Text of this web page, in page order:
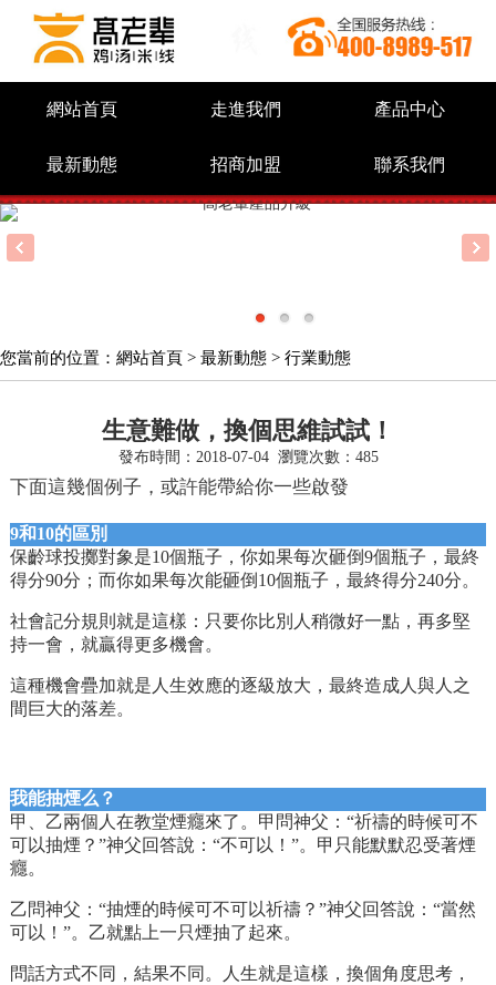
網站首頁 走進我們 產品中心
最新動態 招商加盟 聯系我們
您當前的位置： 網站首頁 > 最新動態 > 行業動態
生意難做，換個思維試試！
發布時間：2018-07-04 瀏覽次數：485
下面這幾個例子，或許能帶給你一些啟發
9和10的區別
保齡球投擲對象是10個瓶子，你如果每次砸倒9個瓶子，最終
得分90分；而你如果每次能砸倒10個瓶子，最終得分240分。
社會記分規則就是這樣：只要你比別人稍微好一點，再多堅
持一會，就贏得更多機會。
這種機會疊加就是人生效應的逐級放大，最終造成人與人之
間巨大的落差。
我能抽煙么？
甲、乙兩個人在教堂煙癮來了。甲問神父：“祈禱的時候可不
可以抽煙？”神父回答說：“不可以！”。甲只能默默忍受著煙
癮。
乙問神父：“抽煙的時候可不可以祈禱？”神父回答說：“當然
可以！”。乙就點上一只煙抽了起來。
問話方式不同，結果不同。人生就是這樣，換個角度思考，